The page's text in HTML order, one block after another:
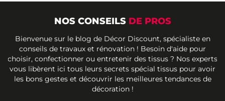
NOS CONSEILS DE PROS
Bienvenue sur le blog de Décor Discount, spécialiste en
conseils de travaux et rénovation ! Besoin d'aide pour
choisir, confectionner ou entretenir des tissus ? Nos experts
vous libèrent ici tous leurs secrets spécial tissus pour avoir
les bons gestes et découvrir les meilleures tendances de
décoration !